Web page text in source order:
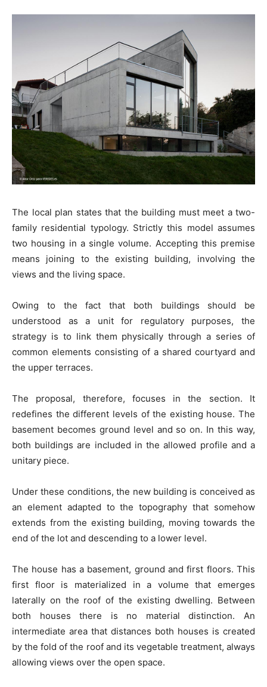
The local plan states that the building must meet a two-
family residential typology. Strictly this model assumes
two housing in a single volume. Accepting this premise
means joining to the existing building, involving the
views and the living space.
Owing to the fact that both buildings should be
understood as a unit for regulatory purposes, the
strategy is to link them physically through a series of
common elements consisting of a shared courtyard and
the upper terraces.
The proposal, therefore, focuses in the section. It
redefines the different levels of the existing house. The
basement becomes ground level and so on. In this way,
both buildings are included in the allowed profile and a
unitary piece.
Under these conditions, the new building is conceived as
an element adapted to the topography that somehow
extends from the existing building, moving towards the
end of the lot and descending to a lower level.
The house has a basement, ground and first floors. This
first floor is materialized in a volume that emerges
laterally on the roof of the existing dwelling. Between
both houses there is no material distinction. An
intermediate area that distances both houses is created
by the fold of the roof and its vegetable treatment, always
allowing views over the open space.